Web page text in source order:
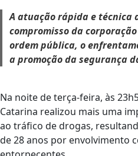
A atuação rápida e
compromisso da
ordem pública, o
a promoção da segurança
Na noite de terça-feira, às
Catarina realizou mais uma
ao tráfico de drogas,
de 28 anos por envolvimento